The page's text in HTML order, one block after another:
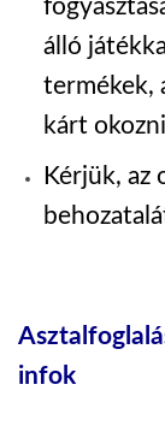
álló
termékek,
kárt
Kérjük, az
infok